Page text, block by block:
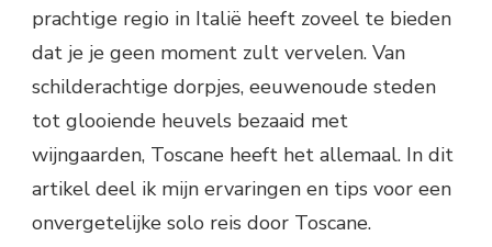
prachtige regio in Italië heeft zoveel te bieden
dat je je geen moment zult vervelen. Van
schilderachtige dorpjes, eeuwenoude steden
tot glooiende heuvels bezaaid met
wijngaarden, Toscane heeft het allemaal. In dit
artikel deel ik mijn ervaringen en tips voor een
onvergetelijke solo reis door Toscane.